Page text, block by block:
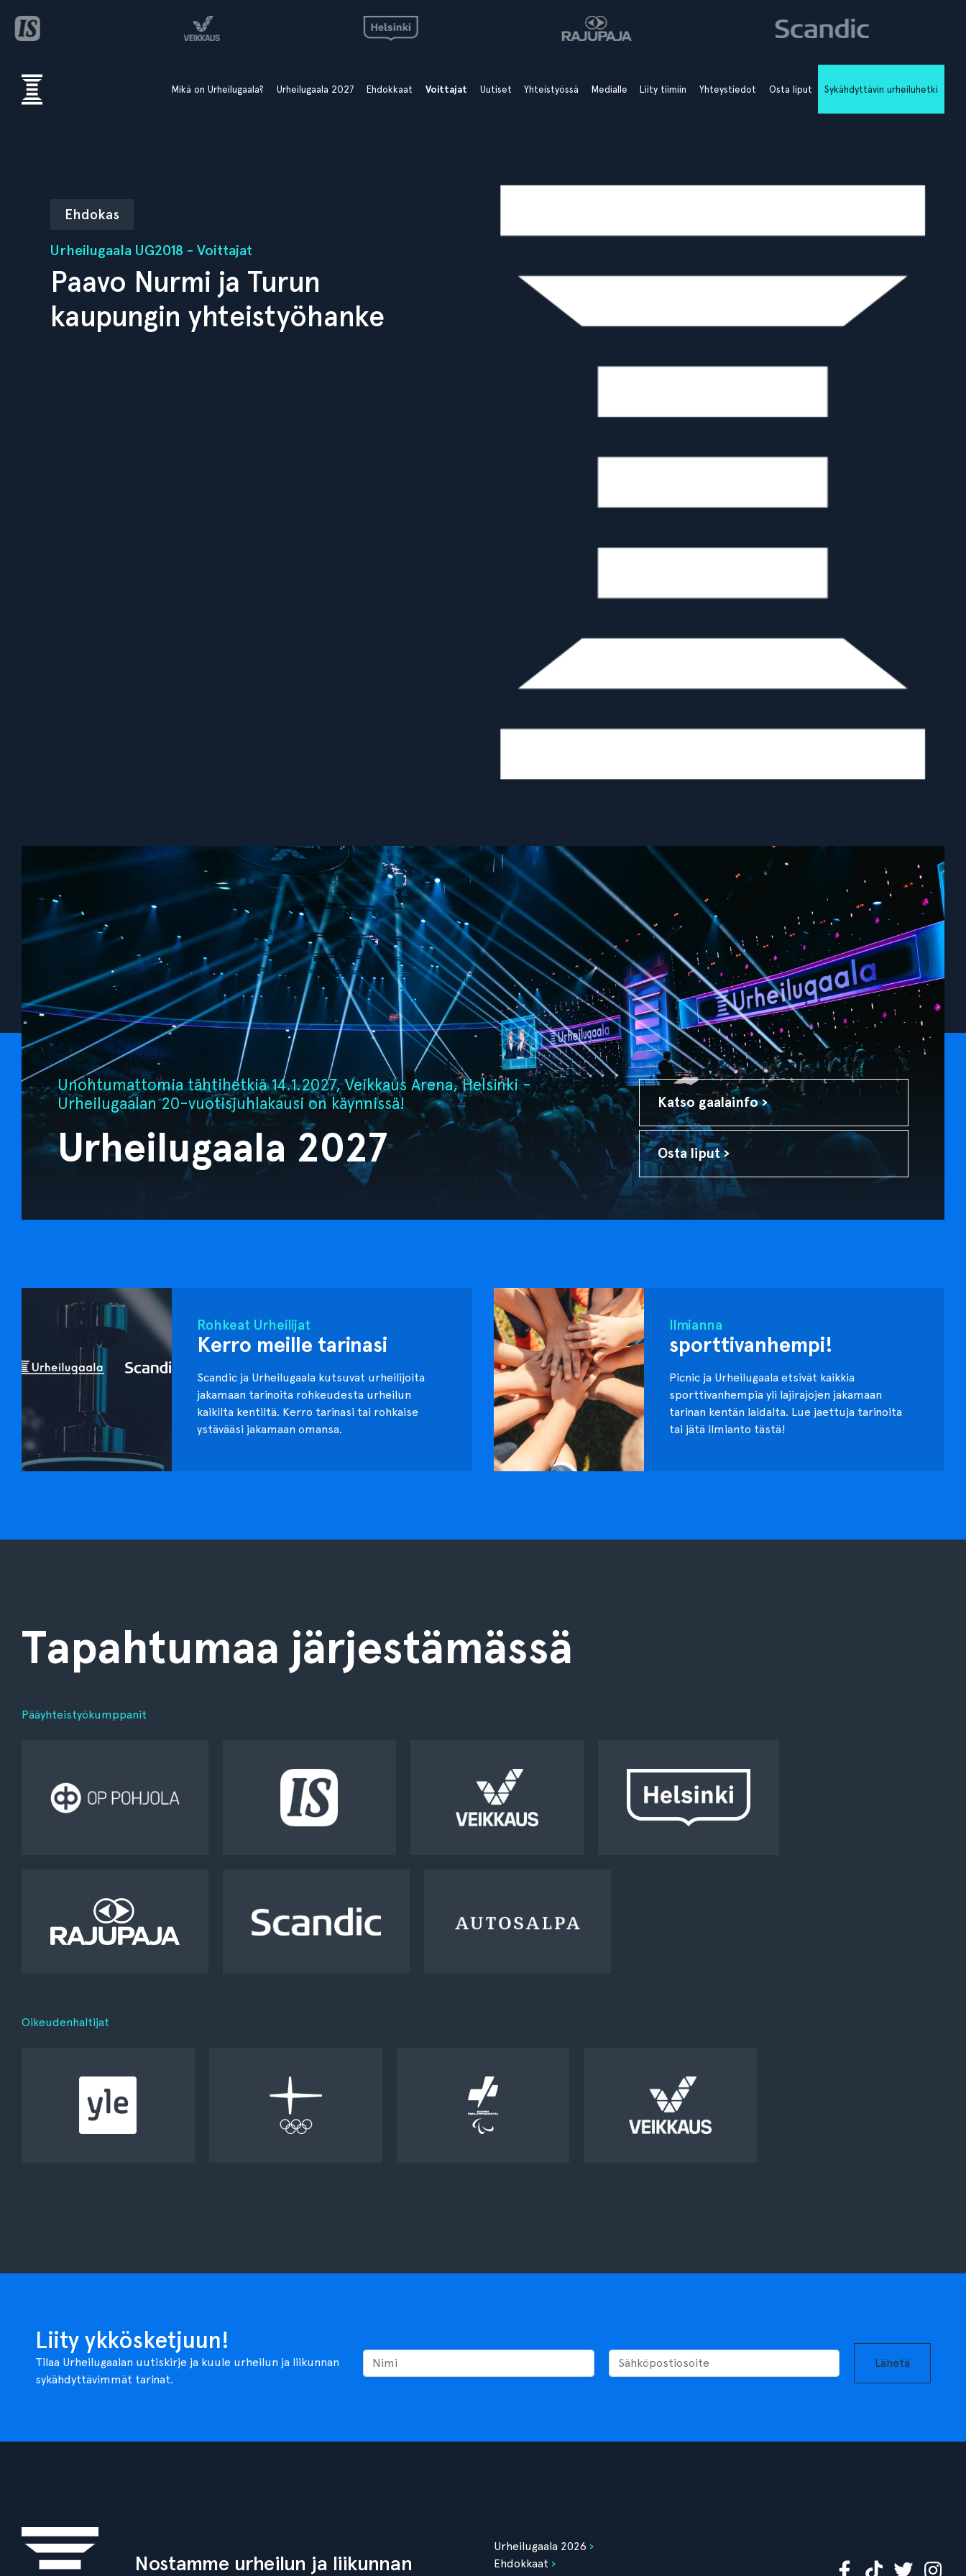
Mikä on Urheilugaala? Urheilugaala 2027 Ehdokkaat Voittajat Uutiset Yhteistyössä Medialle Liity tiimiin Yhteystiedot Osta liput Sykähdyttävin urheiluhetki
Ehdokas
Urheilugaala UG2018 - Voittajat
Paavo Nurmi ja Turun
kaupungin yhteistyöhanke
Unohtumattomia tähtihetkiä 14.1.2027, Veikkaus Arena, Helsinki -
Urheilugaalan 20-vuotisjuhlakausi on käynnissä!
Urheilugaala 2027
Katso gaalainfo ›
Osta liput ›
Rohkeat Urheilijat
Kerro meille tarinasi
Scandic ja Urheilugaala kutsuvat urheilijoita
jakamaan tarinoita rohkeudesta urheilun
kaikilta kentiltä. Kerro tarinasi tai rohkaise
ystävääsi jakamaan omansa.
Ilmianna
sporttivanhempi!
Picnic ja Urheilugaala etsivät kaikkia
sporttivanhempia yli lajirajojen jakamaan
tarinan kentän laidalta. Lue jaettuja tarinoita
tai jätä ilmianto tästä!
Tapahtumaa järjestämässä
Pääyhteistyökumppanit
Oikeudenhaltijat
Liity ykkösketjuun!
Tilaa Urheilugaalan uutiskirje ja kuule urheilun ja liikunnan
sykähdyttävimmät tarinat.
Lähetä
Nostamme urheilun ja liikunnan
Urheilugaala 2026
Ehdokkaat